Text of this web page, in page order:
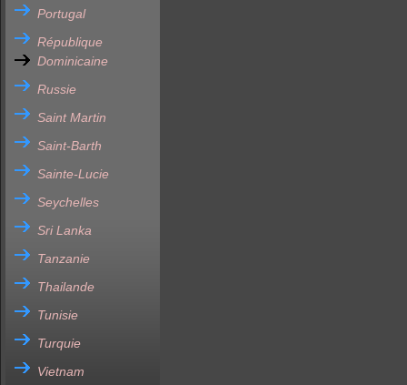
Portugal
République
Dominicaine
Russie
Saint Martin
Saint-Barth
Sainte-Lucie
Seychelles
Sri Lanka
Tanzanie
Thailande
Tunisie
Turquie
Vietnam